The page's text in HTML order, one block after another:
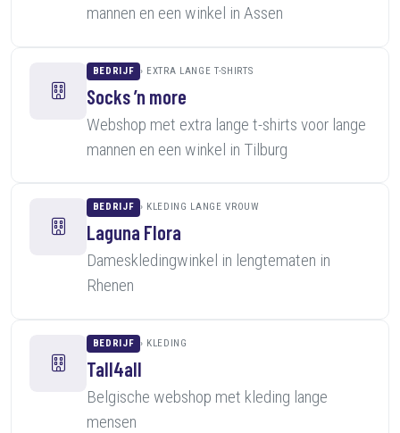
mannen en een winkel in Assen
BEDRIJF EXTRA LANGE T-SHIRTS
Socks ’n more
Webshop met extra lange t-shirts voor lange
mannen en een winkel in Tilburg
BEDRIJF KLEDING LANGE VROUW
Laguna Flora
Dameskledingwinkel in lengtematen in
Rhenen
BEDRIJF KLEDING
Tall4all
Belgische webshop met kleding lange
mensen